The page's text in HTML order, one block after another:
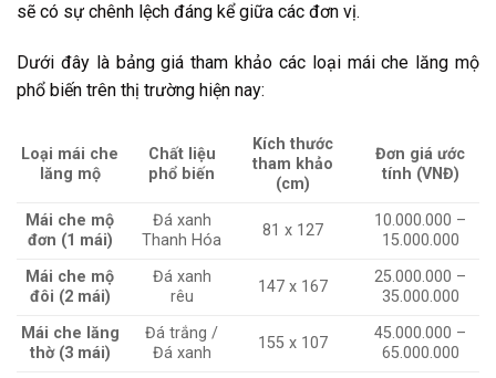
sẽ có sự chênh lệch đáng kể giữa các đơn vị.
Dưới đây là bảng giá tham khảo các loại mái che lăng mộ
phổ biến trên thị trường hiện nay:
Loại mái che
lăng mộ
Chất liệu
phổ biến
Kích thước
tham khảo
(cm)
Đơn giá ước
tính (VNĐ)
Mái che mộ
đơn (1 mái)
Đá xanh
Thanh Hóa
81 x 127
10.000.000 –
15.000.000
Mái che mộ
đôi (2 mái)
Đá xanh
rêu
147 x 167
25.000.000 –
35.000.000
Mái che lăng
thờ (3 mái)
Đá trắng /
Đá xanh
155 x 107
45.000.000 –
65.000.000